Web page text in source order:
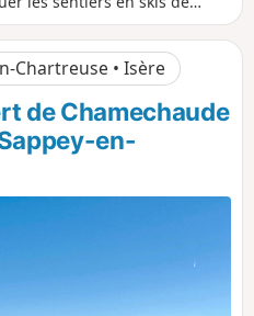
v
e
l
é
n
é
a
circuit proposé s'élève en
offrant de superbes vues
Chartreuse • Isère
de Chamechaude
en-